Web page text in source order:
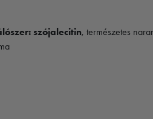
szójalecitin, természetes